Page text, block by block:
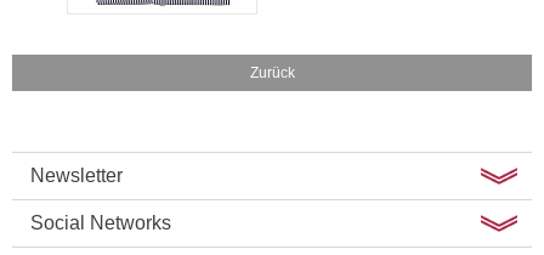
Zurück
Newsletter
Social Networks